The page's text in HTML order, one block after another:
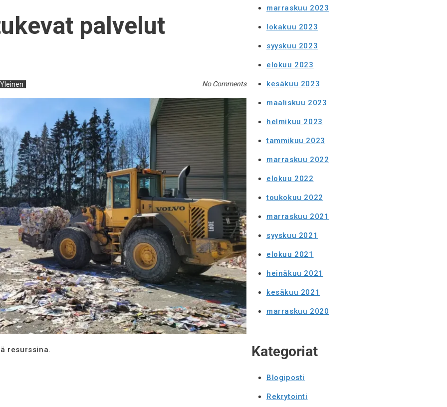
palvelut
Yleinen No Comments
resurssina.
marraskuu 2023
lokakuu 2023
syyskuu 2023
elokuu 2023
kesäkuu 2023
maaliskuu 2023
helmikuu 2023
tammikuu 2023
marraskuu 2022
elokuu 2022
toukokuu 2022
marraskuu 2021
syyskuu 2021
elokuu 2021
heinäkuu 2021
kesäkuu 2021
marraskuu 2020
Kategoriat
Blogiposti
Rekrytointi